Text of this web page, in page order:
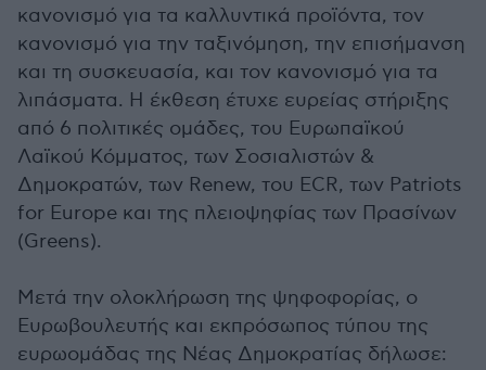
κανονισμό για τα καλλυντικά προϊόντα, τον
κανονισμό για την ταξινόμηση, την επισήμανση
και τη συσκευασία, και τον κανονισμό για τα
λιπάσματα. Η έκθεση έτυχε ευρείας στήριξης
από 6 πολιτικές ομάδες, του Ευρωπαϊκού
Λαϊκού Κόμματος, των Σοσιαλιστών &
Δημοκρατών, των Renew, του ECR, των Patriots
for Europe και της πλειοψηφίας των Πρασίνων
(Greens).
Μετά την ολοκλήρωση της ψηφοφορίας, ο
Ευρωβουλευτής και εκπρόσωπος τύπου της
ευρωομάδας της Νέας Δημοκρατίας δήλωσε: